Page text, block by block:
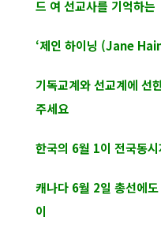
드 여 선교사를 기억하는
‘제인 하이닝 (Jane
기독교계와 선교계에 선
주세요
한국의 6월 1이 전국동
캐나다 6월 2일 총선에
이